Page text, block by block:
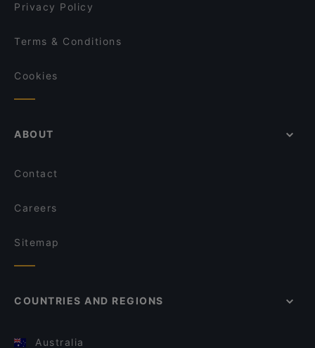
Privacy Policy
Terms & Conditions
Cookies
ABOUT
Contact
Careers
Sitemap
COUNTRIES AND REGIONS
Australia